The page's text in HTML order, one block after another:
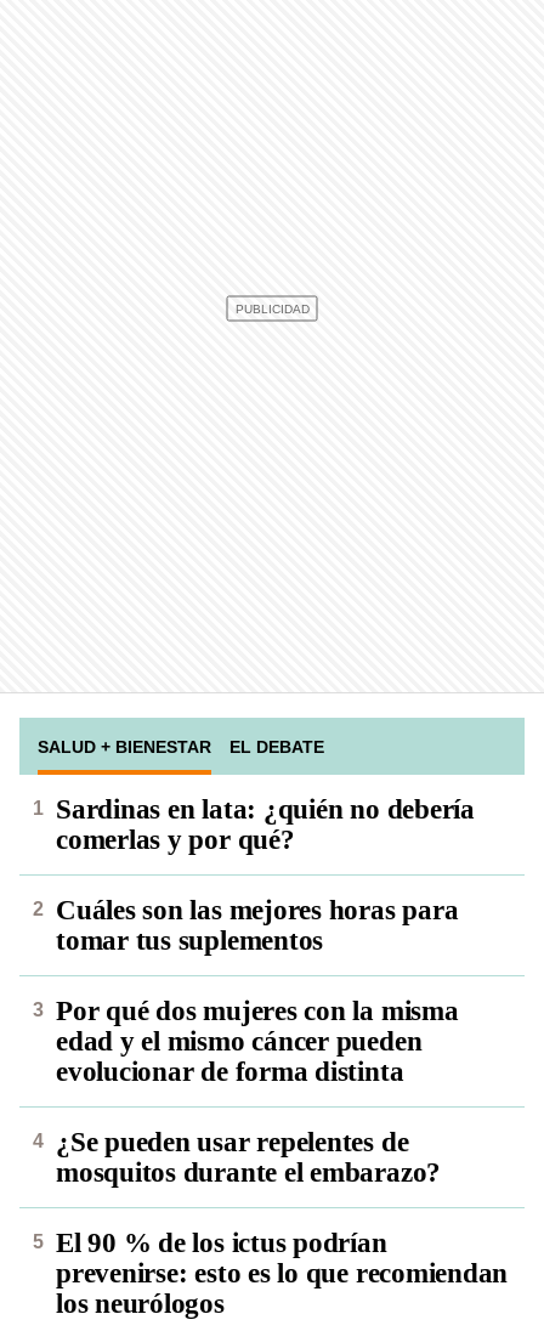
SALUD + BIENESTAR EL DEBATE
Sardinas en lata: ¿quién no debería
comerlas y por qué?
Cuáles son las mejores horas para
tomar tus suplementos
Por qué dos mujeres con la misma
edad y el mismo cáncer pueden
evolucionar de forma distinta
¿Se pueden usar repelentes de
mosquitos durante el embarazo?
El 90 % de los ictus podrían
prevenirse: esto es lo que recomiendan
los neurólogos